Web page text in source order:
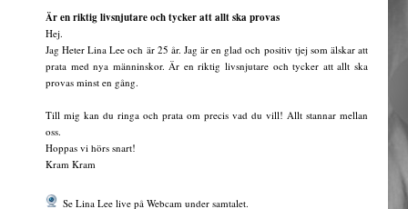
Är en riktig livsnjutare och tycker att allt ska provas
Hej.
Jag Heter Lina Lee och är 25 år. Jag är en glad och positiv tjej som älskar att
prata med nya männinskor. Är en riktig livsnjutare och tycker att allt ska
provas minst en gång.
Till mig kan du ringa och prata om precis vad du vill! Allt stannar mellan
oss.
Hoppas vi hörs snart!
Kram Kram
Se Lina Lee live på Webcam under samtalet.